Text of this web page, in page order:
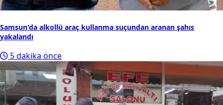
Samsun'da alkollü araç kullanma suçundan aranan şahıs
yakalandı
5 dakika önce